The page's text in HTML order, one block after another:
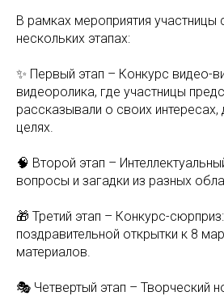
В рамках мероприятия участницы
нескольких этапах:
✨ Первый этап – Конкурс видео-
видеоролика, где участницы
рассказывали о своих интересах,
целях.
🧠 Второй этап –
вопросы и загадки из разных
🎁 Третий этап – Конкурс-
поздравительной открытки к 8
материалов.
🎭 Четвертый этап – Творческий